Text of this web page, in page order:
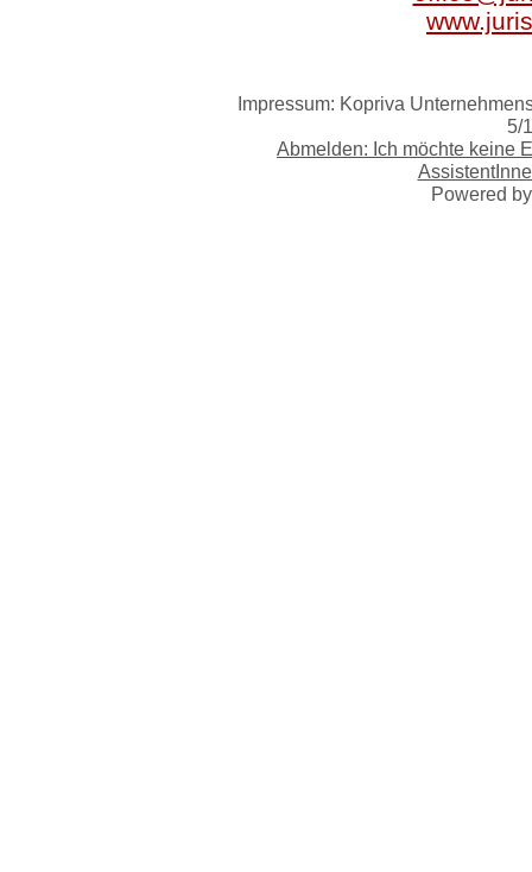
Impressum: Kopriva
5/
Abmelden: Ich möchte keine
Powered